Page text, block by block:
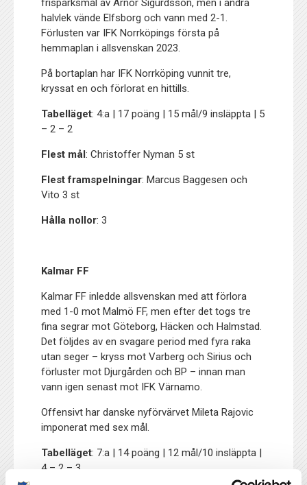
frisparksmål av Arnór Sigurdsson, men i andra
halvlek vände Elfsborg och vann med 2-1.
Förlusten var IFK Norrköpings första på
hemmaplan i allsvenskan 2023.
På bortaplan har IFK Norrköping vunnit tre,
kryssat en och förlorat en hittills.
Tabelläget: 4:a | 17 poäng | 15 mål/9 insläppta | 5
– 2 – 2
Flest mål: Christoffer Nyman 5 st
Flest framspelningar: Marcus Baggesen och
Vito 3 st
Hålla nollor: 3
Kalmar FF
Kalmar FF inledde allsvenskan med att förlora
med 1-0 mot Malmö FF, men efter det togs tre
fina segrar mot Göteborg, Häcken och Halmstad.
Det följdes av en svagare period med fyra raka
utan seger – kryss mot Varberg och Sirius och
förluster mot Djurgården och BP – innan man
vann igen senast mot IFK Värnamo.
Offensivt har danske nyförvärvet Mileta Rajovic
imponerat med sex mål.
Tabelläget: 7:a | 14 poäng | 12 mål/10 insläppta |
4 – 2 – 3